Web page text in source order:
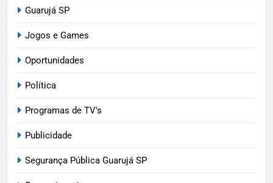
Guarujá SP
Jogos e Games
Oportunidades
Política
Programas de TV's
Publicidade
Segurança Pública Guarujá SP